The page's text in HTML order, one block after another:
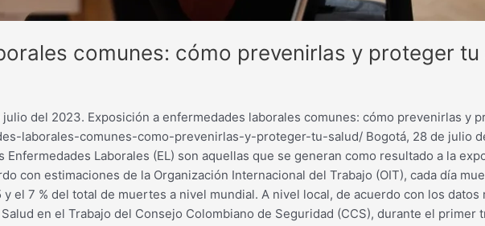
comunes: cómo prevenirlas y proteger tu
del 2023. Exposición a enfermedades laborales comunes: cómo prevenirlas y
laborales-comunes-como-prevenirlas-y-proteger-tu-salud/ Bogotá, 28 de julio
Laborales (EL) son aquellas que se generan como resultado a la
con estimaciones de la Organización Internacional del Trabajo (OIT), cada día
el 7 % del total de muertes a nivel mundial. A nivel local, de acuerdo con los
en el Trabajo del Consejo Colombiano de Seguridad (CCS), durante el primer